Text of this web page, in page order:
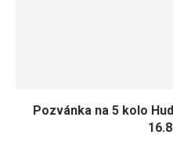
Pozvánka na 5 kolo